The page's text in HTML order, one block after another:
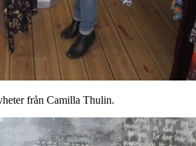
från Camilla Thulin.